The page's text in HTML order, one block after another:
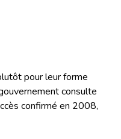
pour leur forme
consulte
confirmé en 2008,